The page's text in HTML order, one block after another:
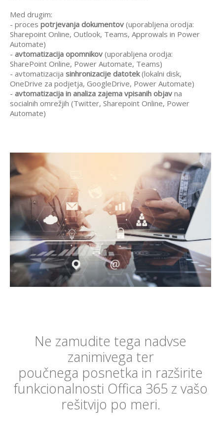
Med drugim:
- proces potrjevanja dokumentov (uporabljena orodja:
Sharepoint Online, Outlook, Teams, Approwals in Power
Automate)
- avtomatizacija opomnikov (uporabljena orodja:
SharePoint Online, Power Automate, Teams)
- avtomatizacija sinhronizacije datotek(lokalni disk,
OneDrive za podjetja, GoogleDrive, Power Automate)
- avtomatizacija in analiza zajema vpisanih objav na
socialnih omrežjih (Twitter, Sharepoint Online, Power
Automate)
Ne zamudite tega nadvse
zanimivega ter
poučnega posnetka in razširite
funkcionalnosti Offica 365 z vašo
rešitvijo po meri.